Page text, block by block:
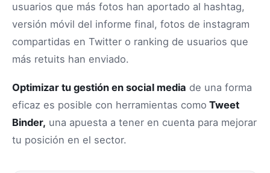
usuarios que más fotos han aportado al hashtag,
versión móvil del informe final, fotos de instagram
compartidas en Twitter o ranking de usuarios que
más retuits han enviado.
Optimizar tu gestión en social media de una forma
eficaz es posible con herramientas como Tweet
Binder, una apuesta a tener en cuenta para mejorar
tu posición en el sector.